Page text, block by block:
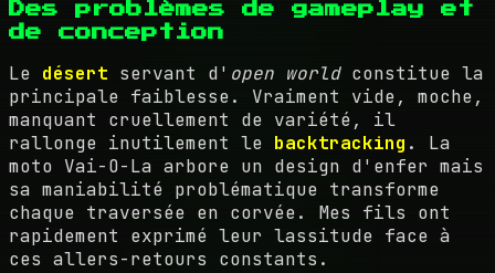
Des problèmes de gameplay et
de conception
Le désert servant d' open worldconstitue la
principale faiblesse. Vraiment vide, moche,
manquant cruellement de variété, il
rallonge inutilement le backtracking . La
moto Vai-O-La arbore un design d'enfer mais
sa maniabilité problématique transforme
chaque traversée en corvée. Mes fils ont
rapidement exprimé leur lassitude face à
ces allers-retours constants.